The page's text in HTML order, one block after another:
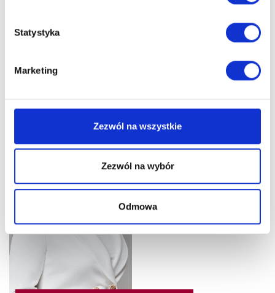
Statystyka
Marketing
Zezwól na wszystkie
Zezwól na wybór
Odmowa
EKSPERCI